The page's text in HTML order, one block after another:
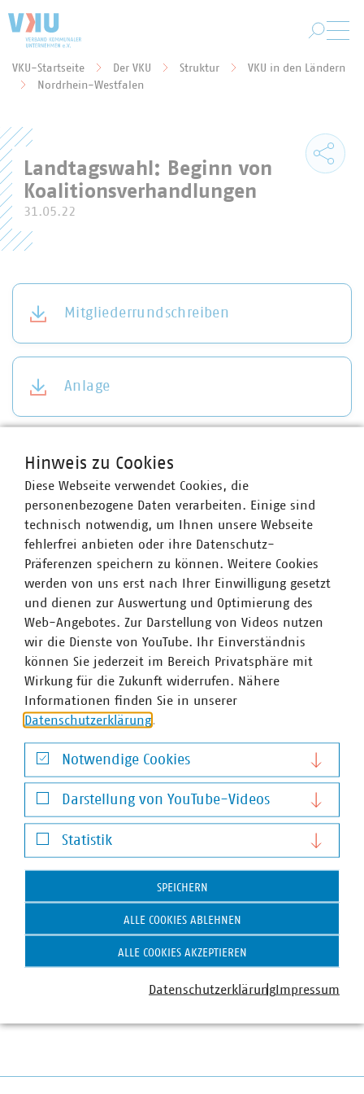
Sie befinden sich hier:
VKU-Startseite Der VKU Struktur
VKU in den Ländern
Nordrhein-Westfalen
Landtagswahl: Beginn von
Koalitionsverhandlungen
31.05.22
Mitgliederrundschreiben
Anlage
Ansprechpartner
Dr. Jürgen Kruse
+49 211 159243-13
kruse(at)vku(dot)de
Hinweis zu Cookies
Diese Webseite verwendet Cookies, die
personenbezogene Daten verarbeiten. Einige sind
technisch notwendig, um Ihnen unsere Webseite
fehlerfrei anbieten oder ihre Datenschutz-
Präferenzen speichern zu können. Weitere Cookies
werden von uns erst nach Ihrer Einwilligung gesetzt
und dienen zur Auswertung und Optimierung des
Web-Angebotes. Zur Darstellung von Videos nutzen
wir die Dienste von YouTube. Ihr Einverständnis
können Sie jederzeit im Bereich Privatsphäre mit
Wirkung für die Zukunft widerrufen. Nähere
Informationen finden Sie in unserer
Datenschutzerklärung
Notwendige Cookies
Notwendige Cookies
Darstellung von YouTube-Videos
Darstellung von YouTube-Videos
Statistik
Statistik
SPEICHERN
ALLE COOKIES ABLEHNEN
ALLE COOKIES AKZEPTIEREN
DatenschutzerklärungImpressum